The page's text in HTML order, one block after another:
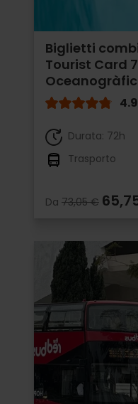
Biglietti
Tourist Card
Oceanogràfic
4.9
Durata: 72h
Trasporto
Da 73,05 €